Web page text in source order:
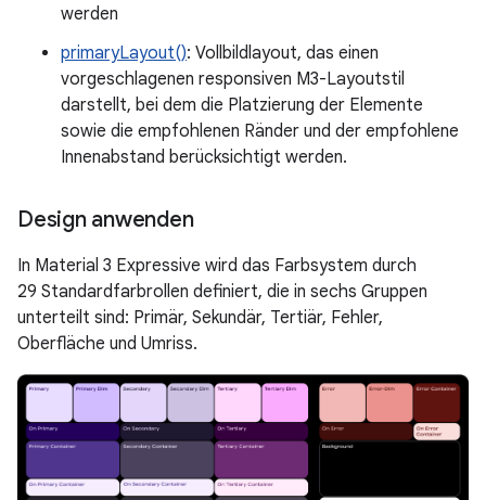
werden
primaryLayout(): Vollbildlayout, das einen
vorgeschlagenen responsiven M3-Layoutstil
darstellt, bei dem die Platzierung der Elemente
sowie die empfohlenen Ränder und der empfohlene
Innenabstand berücksichtigt werden.
Design anwenden
In Material 3 Expressive wird das Farbsystem durch
29 Standardfarbrollen definiert, die in sechs Gruppen
unterteilt sind: Primär, Sekundär, Tertiär, Fehler,
Oberfläche und Umriss.